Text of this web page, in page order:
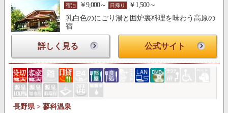
宿泊 ￥9,000～ 日帰り
￥1,500～
乳白色のにごり湯と囲炉裏料理を味わう高原の
宿
詳しく見る 公式サイト
長野県 > 蓼科温泉